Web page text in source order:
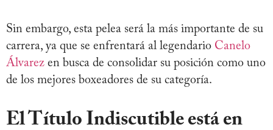
Sin embargo, esta pelea será la más importante de su
carrera, ya que se enfrentará al legendario Canelo
Álvarez en busca de consolidar su posición como uno
de los mejores boxeadores de su categoría.
El Título Indiscutible está en